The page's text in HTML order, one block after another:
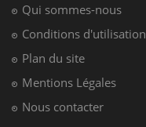
Qui sommes-nous
Conditions d'utilisation
Plan du site
Mentions Légales
Nous contacter